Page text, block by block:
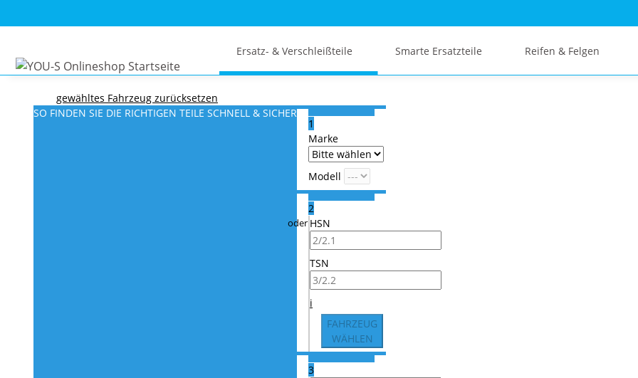
Ersatz- & Verschleißteile Smarte Ersatzteile Reifen & Felgen
gewähltes Fahrzeug zurücksetzen
SO FINDEN SIE DIE RICHTIGEN TEILE SCHNELL & SICHER
1
Marke
Modell
2
HSN
TSN
i
FAHRZEUG
WÄHLEN
3